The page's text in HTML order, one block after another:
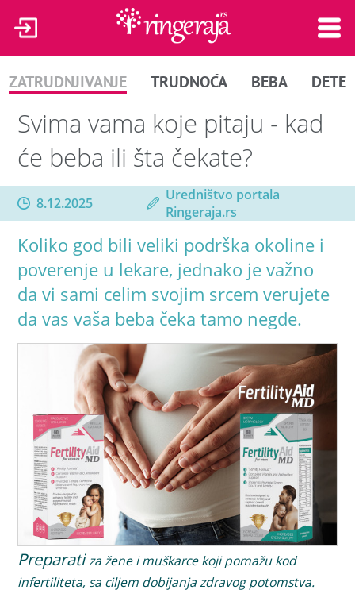
ZATRUDNJIVANJE TRUDNOĆA BEBA DETE
Svima vama koje pitaju - kad
će beba ili šta čekate?
8.12.2025
Uredništvo portala
Ringeraja.rs
Koliko god bili veliki podrška okoline i
poverenje u lekare, jednako je važno
da vi sami celim svojim srcem verujete
da vas vaša beba čeka tamo negde.
Preparatiza žene i muškarce koji pomažu kod
infertiliteta, sa ciljem dobijanja zdravog potomstva.